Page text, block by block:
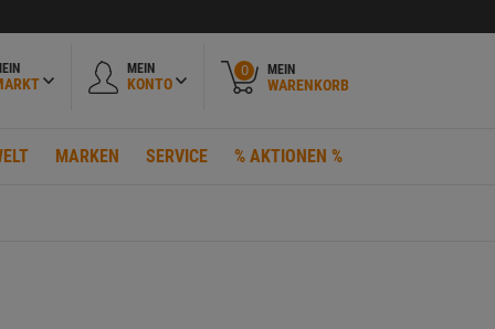
MEIN
KONTO
0 MEIN
WARENKORB
MARKEN SERVICE % AKTIONEN %